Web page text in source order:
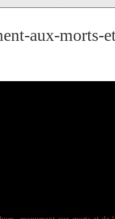
aux-morts-